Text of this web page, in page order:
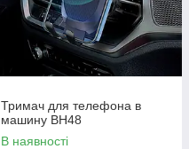
Тримач для телефона в
машину BH48
В наявності